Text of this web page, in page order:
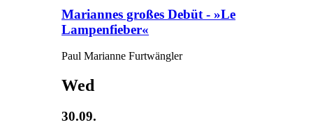
Mariannes großes Debüt - »Le
Lampenfieber«
Paul Marianne Furtwängler
Wed
30.09.